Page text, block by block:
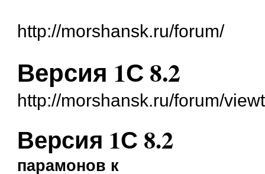
http://morshansk.ru/forum/
Версия 1С 8.2
http://morshansk.ru/forum/
Версия 1С 8.2
парамонов к